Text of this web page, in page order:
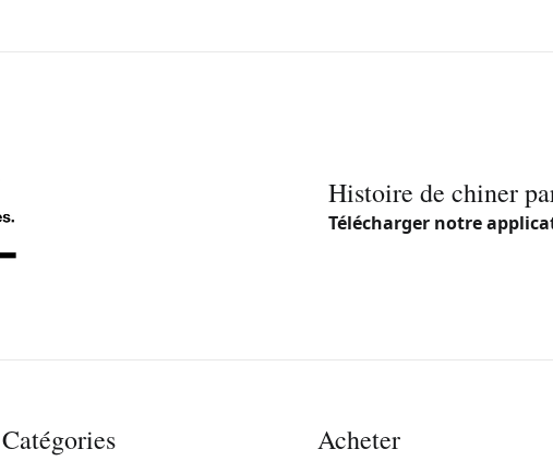
Histoire de chiner
Télécharger notre
Catégories Acheter